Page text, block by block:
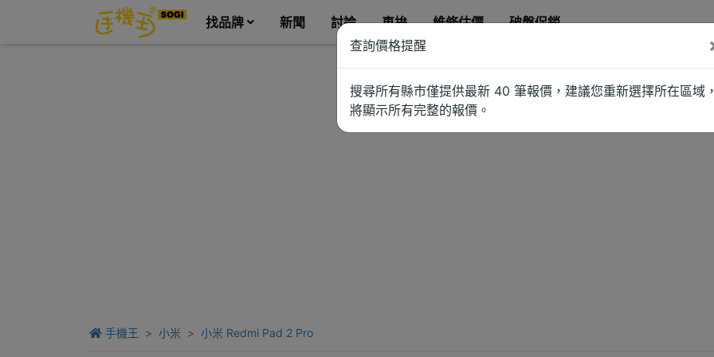
找品牌 新聞 討論 車拚 維修估價 破盤促銷
手機王 小米 小米 Redmi Pad 2 Pro
查詢價格提醒
搜尋所有縣市僅提供最新 40 筆報價，建議您重新選擇所在區域
將顯示所有完整的報價。